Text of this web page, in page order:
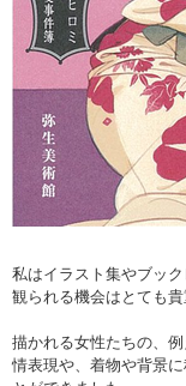
私はイラスト集やブッ
観られる機会はとても貴
描かれる女性たちの、
情表現や、着物や背景